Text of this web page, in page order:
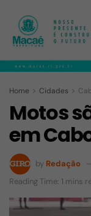
Home Cidades
Motos
em
by Redação
Reading Time: 1 mins